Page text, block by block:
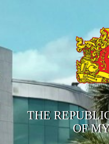
THE
OF